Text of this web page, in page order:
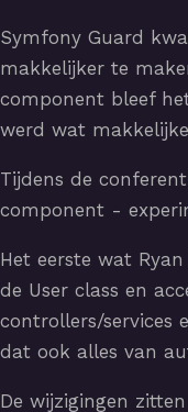
Symfony Guard
makkelijker te
component bleef
werd wat
Tijdens de
component -
Het eerste wat
de User class en
controllers/services
dat ook alles van
De wijzigingen